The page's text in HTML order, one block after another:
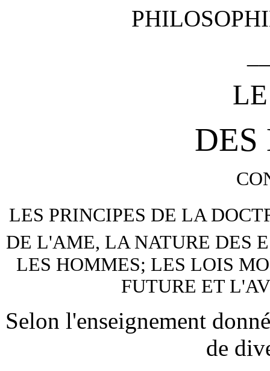
DES
LES PRINCIPES DE LA
DE L'AME, LA NATURE DES
LES HOMMES; LES LOIS
FUTURE ET
Selon l'enseignement
de